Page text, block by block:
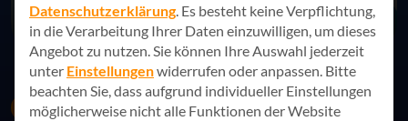
News 25. Juni 2025
Datenschutzerklärung. Es besteht keine Verpflichtung,
in die Verarbeitung Ihrer Daten einzuwilligen, um dieses
Angebot zu nutzen.Sie können Ihre Auswahl jederzeit
unter Einstellungenwiderrufen oder anpassen. Bitte
beachten Sie, dass aufgrund individueller Einstellungen
möglicherweise nicht alle Funktionen der Website